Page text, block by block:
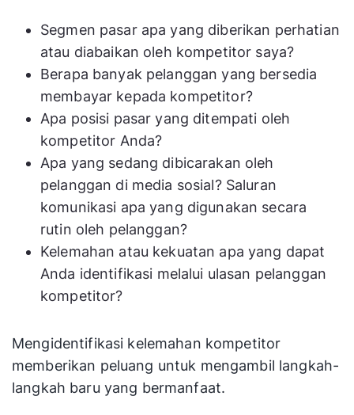
Segmen pasar apa yang diberikan perhatian
atau diabaikan oleh kompetitor saya?
Berapa banyak pelanggan yang bersedia
membayar kepada kompetitor?
Apa posisi pasar yang ditempati oleh
kompetitor Anda?
Apa yang sedang dibicarakan oleh
pelanggan di media sosial? Saluran
komunikasi apa yang digunakan secara
rutin oleh pelanggan?
Kelemahan atau kekuatan apa yang dapat
Anda identifikasi melalui ulasan pelanggan
kompetitor?
Mengidentifikasi kelemahan kompetitor
memberikan peluang untuk mengambil langkah-
langkah baru yang bermanfaat.